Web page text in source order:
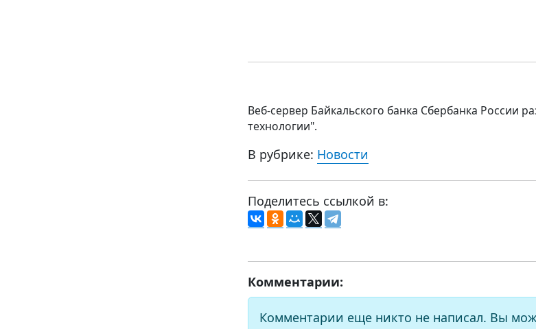
Веб-сервер Байкальского банка Сбербанка России
технологии".
В рубрике: Новости
Поделитесь ссылкой в:
Комментарии:
Комментарии еще никто не написал. Вы